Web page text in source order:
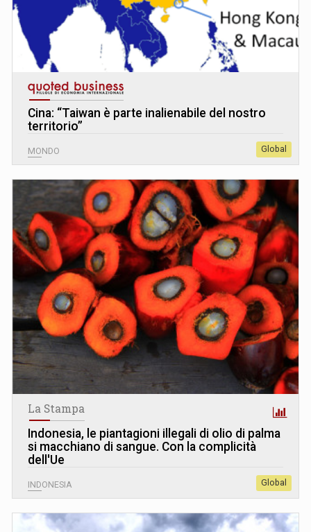
Cina: “Taiwan è parte inalienabile del nostro
territorio”
MONDO Global
La Stampa
Indonesia, le piantagioni illegali di olio di palma
si macchiano di sangue. Con la complicità
dell'Ue
INDONESIA Global